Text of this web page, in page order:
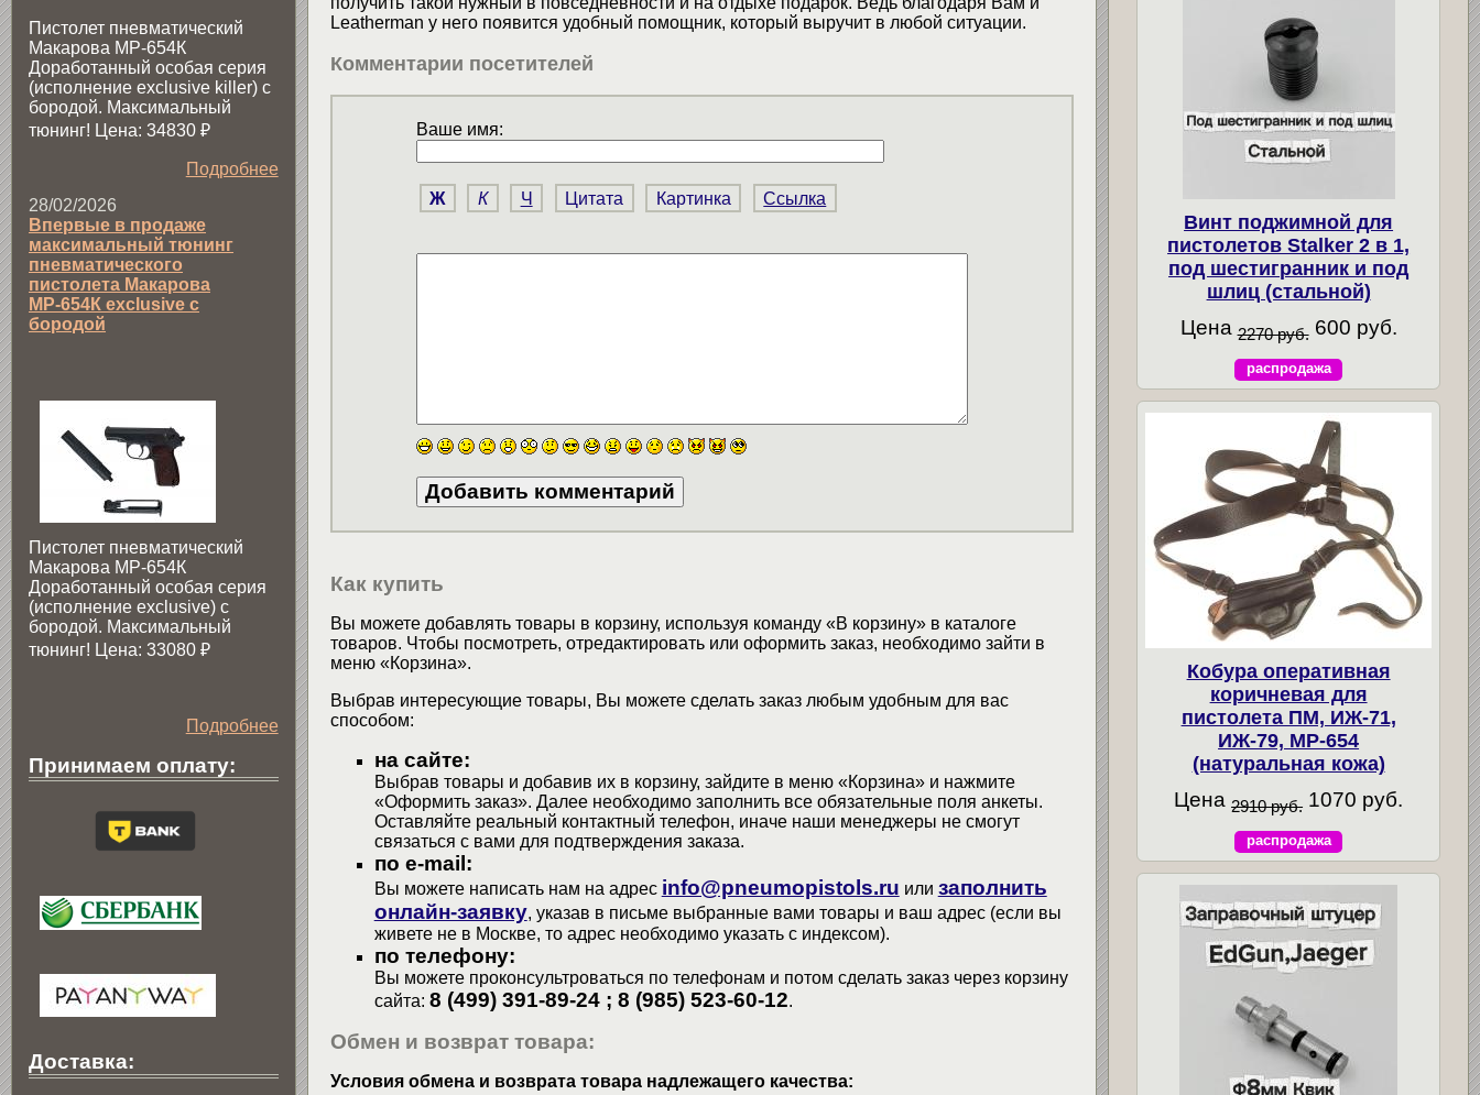
Leatherman у него появится удобный помощник, который выручит в любой ситуации.
Комментарии посетителей
Ваше имя:
Ж К Ч Цитата Картинка Ссылка
Как купить
Вы можете добавлять товары в корзину, используя команду «В корзину» в каталоге
товаров. Чтобы посмотреть, отредактировать или оформить заказ, необходимо зайти в
меню «Корзина».
Выбрав интересующие товары, Вы можете сделать заказ любым удобным для вас
способом:
на сайте:
Выбрав товары и добавив их в корзину, зайдите в меню «Корзина» и нажмите
«Оформить заказ». Далее необходимо заполнить все обязательные поля анкеты.
Оставляйте реальный контактный телефон, иначе наши менеджеры не смогут
связаться с вами для подтверждения заказа.
по e-mail:
Вы можете написать нам на адрес info@pneumopistols.ru или заполнить
онлайн-заявку, указав в письме выбранные вами товары и ваш адрес (если вы
живете не в Москве, то адрес необходимо указать с индексом).
по телефону:
Вы можете проконсультроваться по телефонам и потом сделать заказ через корзину
сайта: 8 (499) 391-89-24 ; 8 (985) 523-60-12.
Обмен и возврат товара:
Условия обмена и возврата товара надлежащего качества:
Пистолет пневматический
Макарова МР-654К
Доработанный особая серия
(исполнение exclusive killer) с
бородой. Максимальный
тюнинг! Цена: 34830 ₽
Подробнее
28/02/2026
Впервые в продаже
максимальный тюнинг
пневматического
пистолета Макарова
МР-654К exclusive с
бородой
Пистолет пневматический
Макарова МР-654К
Доработанный особая серия
(исполнение exclusive) c
бородой. Максимальный
тюнинг! Цена: 33080 ₽
Подробнее
Принимаем оплату:
Доставка:
Винт поджимной для
пистолетов Stalker 2 в 1,
под шестигранник и под
шлиц (стальной)
Цена 2270 руб. 600 руб.
распродажа
Кобура оперативная
коричневая для
пистолета ПМ, ИЖ-71,
ИЖ-79, МР-654
(натуральная кожа)
Цена 2910 руб. 1070 руб.
распродажа